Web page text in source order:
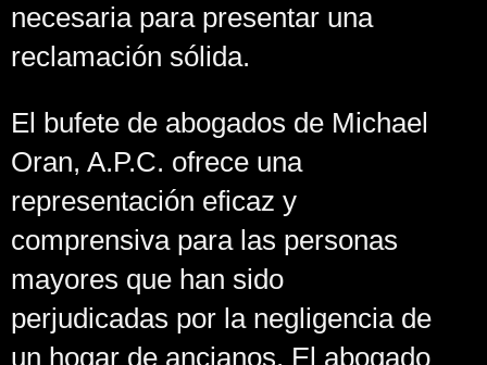
necesaria para presentar una
reclamación sólida.
El bufete de abogados de Michael
Oran, A.P.C. ofrece una
representación eficaz y
comprensiva para las personas
mayores que han sido
perjudicadas por la negligencia de
un hogar de ancianos. El abogado